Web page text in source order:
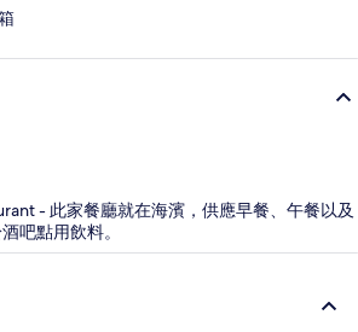
- 此家餐廳就在海濱，供應早餐、午餐以及
吧點用飲料。